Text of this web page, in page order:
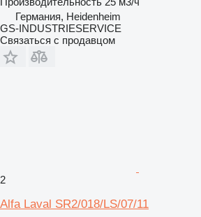
Германия, Heidenheim
GS-INDUSTRIESERVICE
Связаться с продавцом
2
Alfa Laval SR2/018/LS/07/11